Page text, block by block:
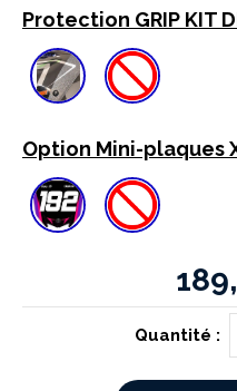
Protection GRIP KIT
Option Mini-plaques
Quantité :